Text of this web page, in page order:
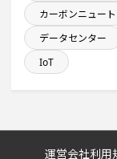
発電設備の
従業員数が
従業員数10
カーボンニュー
データセンター
IoT
運営会社利用